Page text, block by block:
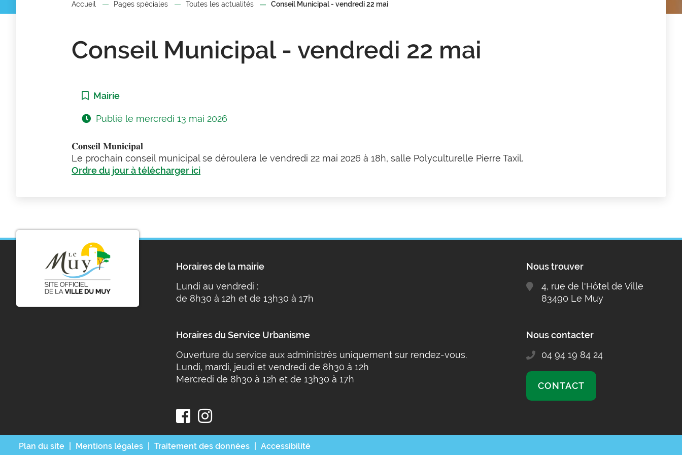
Accueil Pages spéciales Toutes les actualités Conseil Municipal - vendredi 22 mai
Conseil Municipal - vendredi 22 mai
Catégorie :
Mairie
Publié le mercredi 13 mai 2026
𝐂𝐨𝐧𝐬𝐞𝐢𝐥 𝐌𝐮𝐧𝐢𝐜𝐢𝐩𝐚𝐥
Le prochain conseil municipal se déroulera le vendredi 22 mai 2026 à 18h, salle Polyculturelle Pierre Taxil.
Ordre du jour à télécharger ici
Horaires de la mairie
Lundi au vendredi :
de 8h30 à 12h et de 13h30 à 17h
Horaires du Service Urbanisme
Ouverture du service aux administrés uniquement sur rendez-vous.
Lundi, mardi, jeudi et vendredi de 8h30 à 12h
Mercredi de 8h30 à 12h et de 13h30 à 17h
Nous trouver
4, rue de l'Hôtel de Ville
83490 Le Muy
Nous contacter
04 94 19 84 24
CONTACT
Plan du site Mentions légales Traitement des données Accessibilité